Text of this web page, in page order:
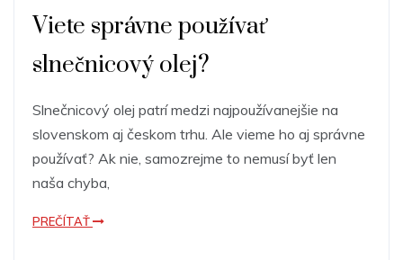
Viete správne používať
slnečnicový olej?
Slnečnicový olej patrí medzi najpoužívanejšie na
slovenskom aj českom trhu. Ale vieme ho aj správne
používať? Ak nie, samozrejme to nemusí byť len
naša chyba,
PREČÍTAŤ